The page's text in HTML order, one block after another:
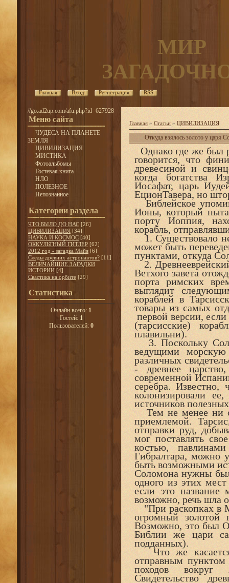
МИР
Главная Вход Регистрация RSS
//go.ad2up.com/afu.php?id=627928
Меню сайта
ЧУДЕСА НА ПЛАНЕТЕ
ЗЕМЛЯ
ЦИВИЛИЗАЦИЯ
МИСТИКА
Фотоальбомы
Гостевая книга
НЛО
ПОЛЕЗНОЕ
Непознанное
Категории раздела
ЧТО БЫЛО ДО НАС [26]
ЦИВИЛИЗАЦИЯ [34]
НАУКА И КОСМОС [40]
ОККУЛЬТНЫЙ ГИТЛЕР [62]
2012 год - загадка Майя [6]
Следы древних астронавтов? [11]
ВЕЛИЧАЙШИЕ ЗАГАДКИ
ИСТОРИИ [4]
Свастика на орбите [29]
Статистика
Онлайн всего: 1
Гостей: 1
Пользователей: 0
Главная » Статьи » ЦИВИЛИЗАЦИЯ
Откуда взялось золото у царя
Однако где же был
говорится, что
древесиной и
когда богатства
Иосафат, царь
ЕционТавера, но
Библейское
Ионы, который
порту Иоппия,
корабль,
1. Существовало
может быть
пунктами, откуда
2.
Ветхого завета
порта римских
выглядит
кораблей в
товары из самых
первой версии,
(тарсисские)
плавильни).
3. Поскольку
ведущими
различных
- древнее
современной
серебра.
колонизировали
источников
Тем не менее ни
приемлемой.
отправки руд,
мог поставлять
костью,
Гибралтара, можно
быть возможными
Соломона нужны
одного из этих
если это название
возможно, речь шла
"При раскопках в
огромный золотой
Возможно, это был
Библии же цари
подданных).
Что же касается
отправным
походов вокруг
Свидетельство